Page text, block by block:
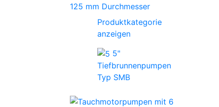
125 mm Durchmesser
Produktkategorie
anzeigen
5"
Tiefbrunnenpumpen
Typ SMB